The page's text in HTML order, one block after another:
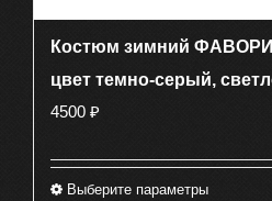
Костюм зимний
цвет темно-серый,
4500 ₽
Выберите параметрыЭтот